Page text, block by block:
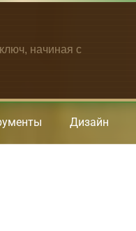
начиная с
Дизайн